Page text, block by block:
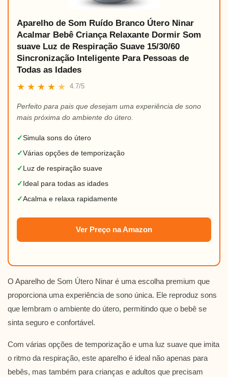
Aparelho de Som Ruído Branco Útero Ninar
Acalmar Bebê Criança Relaxante Dormir Som
suave Luz de Respiração Suave 15/30/60
Sincronização Inteligente Para Pessoas de
Todas as Idades
★ ★ ★ ★ ★ 4.7/5
Perfeito para pais que desejam uma experiência de sono
mais próxima do ambiente do útero.
✓Simula sons do útero
✓Várias opções de temporização
✓ Luz de respiração suave
✓ Ideal para todas as idades
✓Acalma e relaxa rapidamente
Ver Preço na Amazon
O Aparelho de Som Útero Ninar é uma escolha premium que
proporciona uma experiência de sono única. Ele reproduz sons
que lembram o ambiente do útero, permitindo que o bebê se
sinta seguro e confortável.
Com várias opções de temporização e uma luz suave que imita
o ritmo da respiração, este aparelho é ideal não apenas para
bebês, mas também para crianças e adultos que precisam